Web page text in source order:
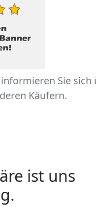
Sie sich
Käufern.
ist uns